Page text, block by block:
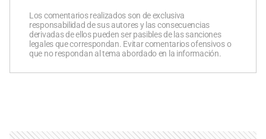
Los comentarios realizados son de exclusiva
responsabilidad de sus autores y las consecuencias
derivadas de ellos pueden ser pasibles de las sanciones
legales que correspondan. Evitar comentarios ofensivos o
que no respondan al tema abordado en la información.